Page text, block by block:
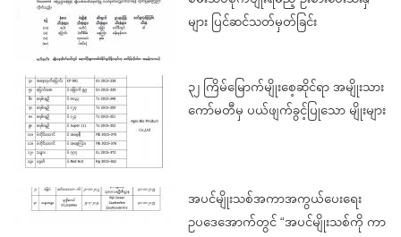
များ ပြင်ဆင်သတ်မှတ်ခြင်း
၃၂ ကြိမ်မြောက်မျိုးစေ့ဆိုင်ရာ အမျိုးသား
ကော်မတီမှ ပယ်ဖျက်ခွင့်ပြုသော မျိုးများ
အပင်မျိုးသစ်အကာအကွယ်ပေးရေး
ဥပဒေအောက်တွင် “အပင်မျိုးသစ်ကို ကာ